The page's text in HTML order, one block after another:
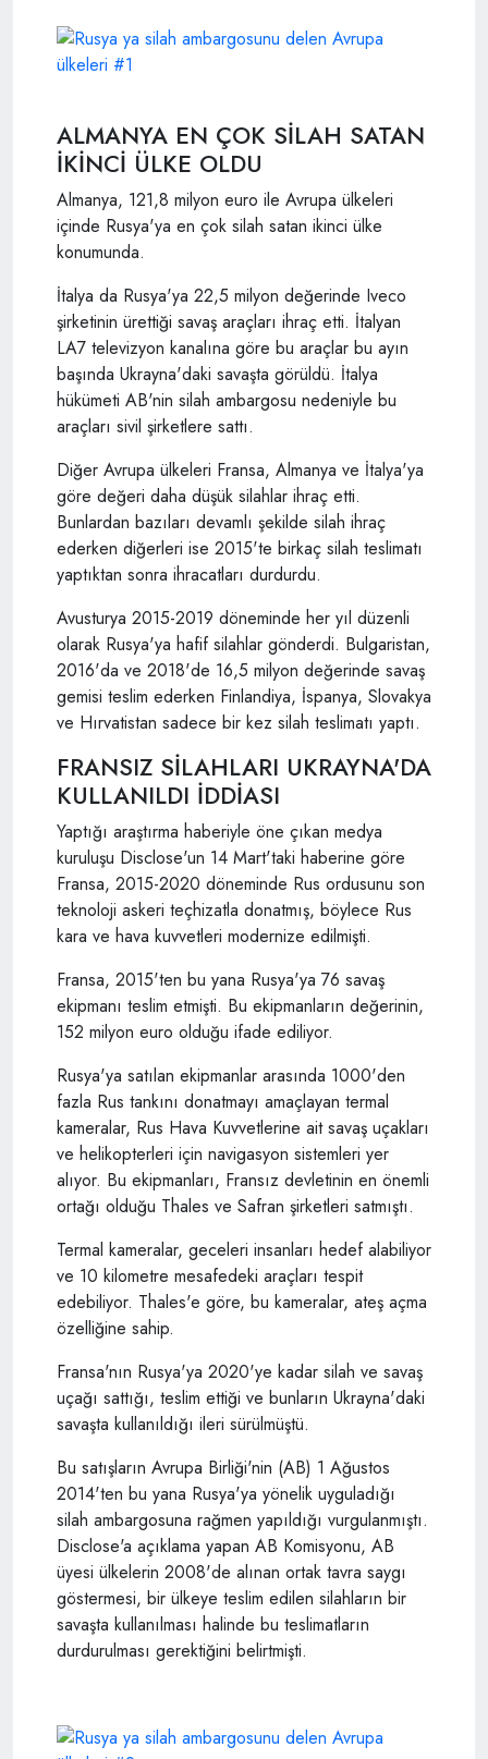
ALMANYA EN ÇOK SİLAH SATAN
İKİNCİ ÜLKE OLDU
Almanya, 121,8 milyon euro ile Avrupa ülkeleri
içinde Rusya'ya en çok silah satan ikinci ülke
konumunda.
İtalya da Rusya'ya 22,5 milyon değerinde Iveco
şirketinin ürettiği savaş araçları ihraç etti. İtalyan
LA7 televizyon kanalına göre bu araçlar bu ayın
başında Ukrayna'daki savaşta görüldü. İtalya
hükümeti AB'nin silah ambargosu nedeniyle bu
araçları sivil şirketlere sattı.
Diğer Avrupa ülkeleri Fransa, Almanya ve İtalya'ya
göre değeri daha düşük silahlar ihraç etti.
Bunlardan bazıları devamlı şekilde silah ihraç
ederken diğerleri ise 2015'te birkaç silah teslimatı
yaptıktan sonra ihracatları durdurdu.
Avusturya 2015-2019 döneminde her yıl düzenli
olarak Rusya'ya hafif silahlar gönderdi. Bulgaristan,
2016'da ve 2018'de 16,5 milyon değerinde savaş
gemisi teslim ederken Finlandiya, İspanya, Slovakya
ve Hırvatistan sadece bir kez silah teslimatı yaptı.
FRANSIZ SİLAHLARI UKRAYNA'DA
KULLANILDI İDDİASI
Yaptığı araştırma haberiyle öne çıkan medya
kuruluşu Disclose'un 14 Mart'taki haberine göre
Fransa, 2015-2020 döneminde Rus ordusunu son
teknoloji askeri teçhizatla donatmış, böylece Rus
kara ve hava kuvvetleri modernize edilmişti.
Fransa, 2015'ten bu yana Rusya'ya 76 savaş
ekipmanı teslim etmişti. Bu ekipmanların değerinin,
152 milyon euro olduğu ifade ediliyor.
Rusya'ya satılan ekipmanlar arasında 1000'den
fazla Rus tankını donatmayı amaçlayan termal
kameralar, Rus Hava Kuvvetlerine ait savaş uçakları
ve helikopterleri için navigasyon sistemleri yer
alıyor. Bu ekipmanları, Fransız devletinin en önemli
ortağı olduğu Thales ve Safran şirketleri satmıştı.
Termal kameralar, geceleri insanları hedef alabiliyor
ve 10 kilometre mesafedeki araçları tespit
edebiliyor. Thales'e göre, bu kameralar, ateş açma
özelliğine sahip.
Fransa'nın Rusya'ya 2020'ye kadar silah ve savaş
uçağı sattığı, teslim ettiği ve bunların Ukrayna'daki
savaşta kullanıldığı ileri sürülmüştü.
Bu satışların Avrupa Birliği'nin (AB) 1 Ağustos
2014'ten bu yana Rusya'ya yönelik uyguladığı
silah ambargosuna rağmen yapıldığı vurgulanmıştı.
Disclose'a açıklama yapan AB Komisyonu, AB
üyesi ülkelerin 2008'de alınan ortak tavra saygı
göstermesi, bir ülkeye teslim edilen silahların bir
savaşta kullanılması halinde bu teslimatların
durdurulması gerektiğini belirtmişti.